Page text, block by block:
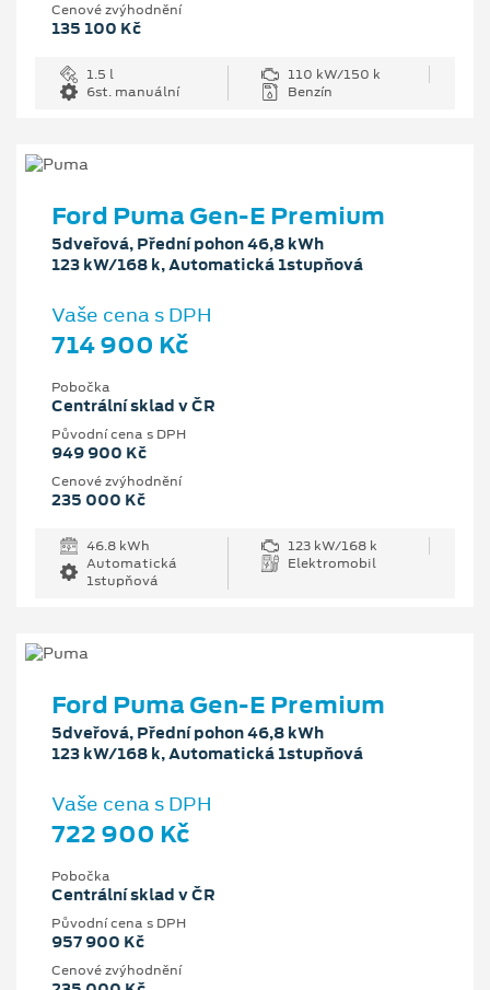
Cenové zvýhodnění
135 100 Kč
1.5 l
110 kW/150 k
6st. manuální
Benzín
Ford Puma Gen-E Premium
5dveřová, Přední pohon 46,8 kWh
123 kW/168 k, Automatická 1stupňová
Vaše cena s DPH
714 900 Kč
Pobočka
Centrální sklad v ČR
Původní cena s DPH
949 900 Kč
Cenové zvýhodnění
235 000 Kč
46.8 kWh
123 kW/168 k
Automatická
1stupňová
Elektromobil
Ford Puma Gen-E Premium
5dveřová, Přední pohon 46,8 kWh
123 kW/168 k, Automatická 1stupňová
Vaše cena s DPH
722 900 Kč
Pobočka
Centrální sklad v ČR
Původní cena s DPH
957 900 Kč
Cenové zvýhodnění